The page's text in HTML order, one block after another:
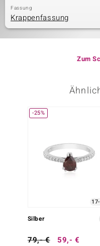
Fassung
Krappenfassung
Zum
-25%
Silber
79,- € 59,- €